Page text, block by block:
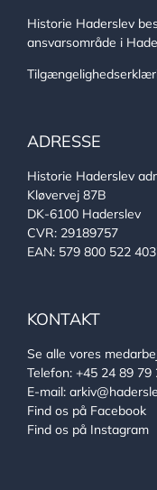
Historie Haderslev
ansvarsområde i
ADRESSE
Historie Haderslev
Kløvervej 87B
DK-6100 Haderslev
CVR: 29189757
EAN: 579 800 522
KONTAKT
Se alle vores
Telefon: +45 24 89 79
E-mail:
Find os på Facebook
Find os på Instagram